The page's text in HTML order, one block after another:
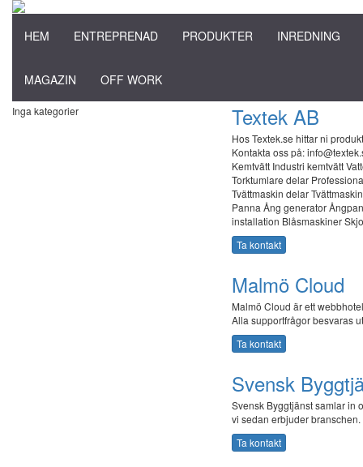
HEM ENTREPRENAD PRODUKTER INREDNING
MAGAZIN OFF WORK
Inga kategorier Textek AB
Hos Textek.se hittar ni
Kontakta oss på:
Kemtvätt Industri kemtvätt
Torktumlare delar
Tvättmaskin delar
Panna Ång generator
installation Blåsmaskiner
Ta kontakt
Malmö Cloud
Malmö Cloud är ett
Alla supportfrågor besvaras
Ta kontakt
Svensk
Svensk Byggtjänst samlar in
vi sedan erbjuder branschen.
Ta kontakt